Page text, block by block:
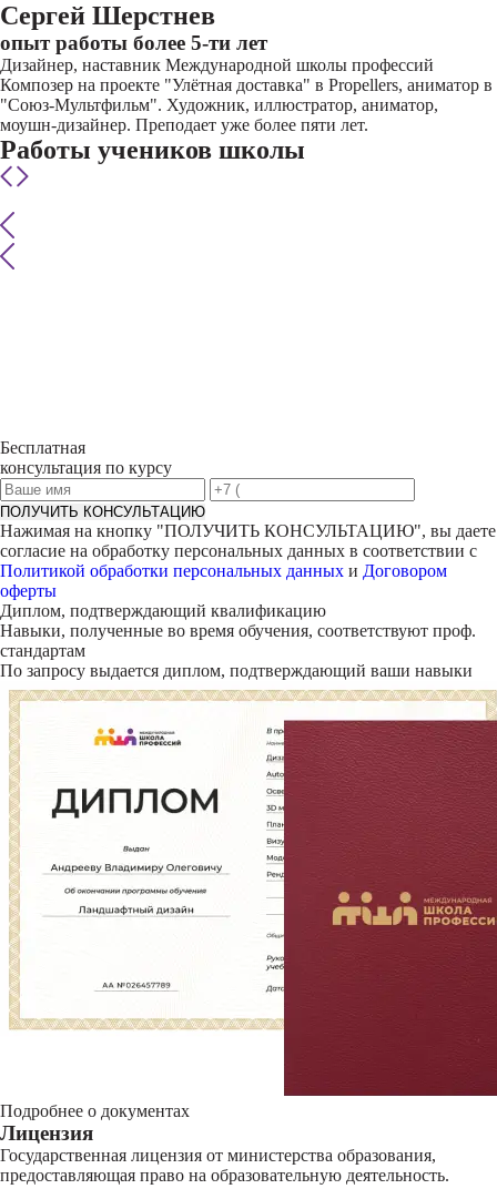
Сергей Шерстнев
опыт работы более 5-ти лет
Дизайнер, наставник Международной школы профессий
Композер на проекте "Улётная доставка" в Propellers, аниматор в
"Союз-Мультфильм". Художник, иллюстратор, аниматор,
моушн-дизайнер. Преподает уже более пяти лет.
Работы учеников школы
Бесплатная
консультация по курсу
ПОЛУЧИТЬ КОНСУЛЬТАЦИЮ
Нажимая на кнопку "ПОЛУЧИТЬ КОНСУЛЬТАЦИЮ", вы даете
согласие на обработку персональных данных в соответствии с
Политикой обработки персональных данных и Договором
оферты
Диплом, подтверждающий квалификацию
Навыки, полученные во время обучения, соответствуют проф.
стандартам
По запросу выдается диплом, подтверждающий ваши навыки
Подробнее о документах
Лицензия
Государственная лицензия от министерства образования,
предоставляющая право на образовательную деятельность.